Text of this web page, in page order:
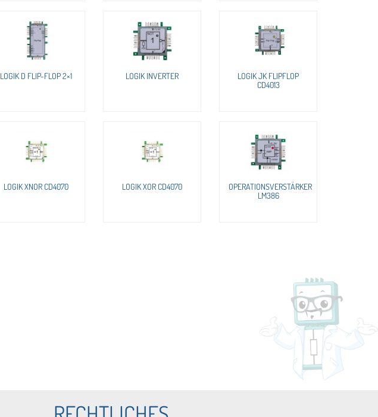
LOGIK D FLIP-FLOP 2×1 LOGIK INVERTER
LOGIK JK FLIPFLOP
CD4013
LOGIK XNOR CD4070 LOGIK XOR CD4070
OPERATIONSVERSTÄRKER
LM386